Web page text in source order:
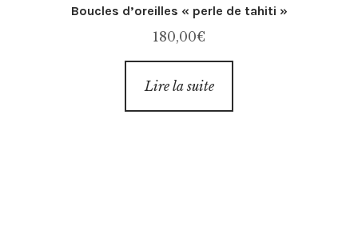
Boucles d’oreilles « perle de tahiti »
180,00€
Lire la suite